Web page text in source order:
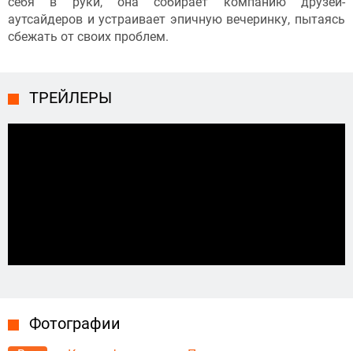
аутсайдеров и устраивает эпичную вечеринку, пытаясь
сбежать от своих проблем.
ТРЕЙЛЕРЫ
Фотографии